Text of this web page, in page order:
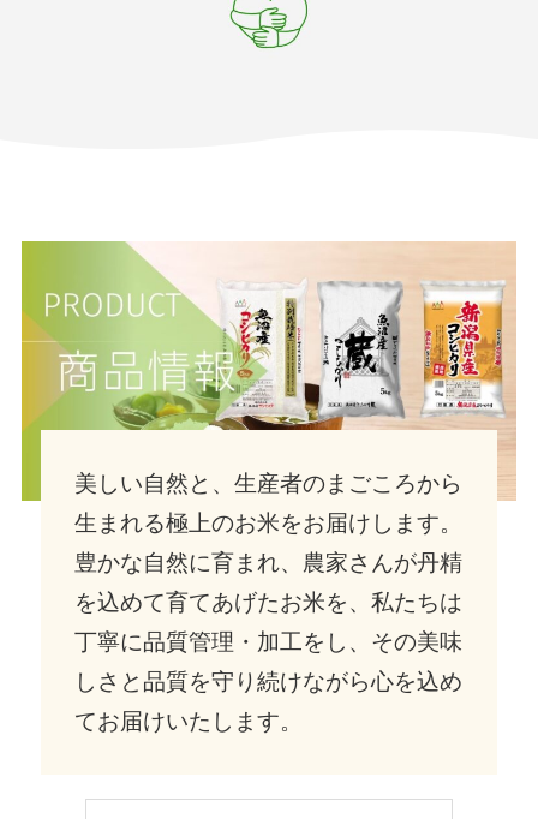
美しい自然と、生産者のまごころから
生まれる極上のお米をお届けします。
豊かな自然に育まれ、農家さんが丹精
を込めて育てあげたお米を、私たちは
丁寧に品質管理・加工をし、その美味
しさと品質を守り続けながら心を込め
てお届けいたします。